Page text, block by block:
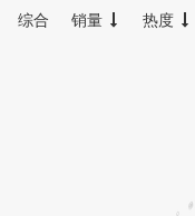
综合 销量 热度